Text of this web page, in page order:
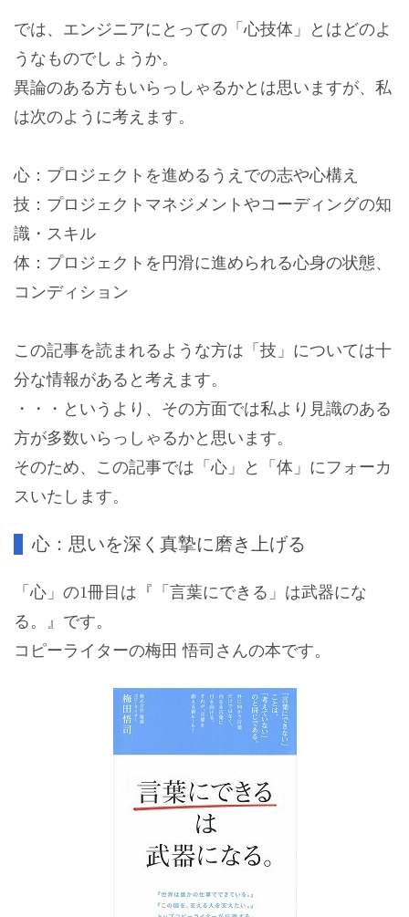
では、エンジニアにとっての「心技体」とはどのよ
うなものでしょうか。
異論のある方もいらっしゃるかとは思いますが、私
は次のように考えます。
心：プロジェクトを進めるうえでの志や心構え
技：プロジェクトマネジメントやコーディングの知
識・スキル
体：プロジェクトを円滑に進められる心身の状態、
コンディション
この記事を読まれるような方は「技」については十
分な情報があると考えます。
・・・というより、その方面では私より見識のある
方が多数いらっしゃるかと思います。
そのため、この記事では「心」と「体」にフォーカ
スいたします。
心：思いを深く真摯に磨き上げる
「心」の1冊目は『「言葉にできる」は武器にな
る。』です。
コピーライターの梅田 悟司さんの本です。